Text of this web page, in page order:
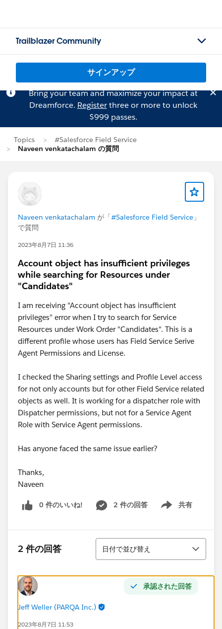
Trailblazer Community
サインアップ
Bring your team and maximize your impact at
Dreamforce. Registerthree or more to unlock
$999 passes.
Topics
#Salesforce Field Service
Naveen venkatachalam の質問
Naveen venkatachalam が「#Salesforce Field Service 」
で質問
2023年8月7日 11:36
Account object has insufficient privileges
while searching for Resources under
"Candidates"
I am receiving "Account object has insufficient
privileges" error when I try to search for Service
Resources under Work Order "Candidates". This is a
different profile whose users has Field Service Serive
Agent Permissions and License.
I checked the Sharing settings and Profile Level access
for not only accounts but for other Field Service related
objects as well. It is working for a dispatcher role with
Dispatcher permissions, but not for a Service Agent
Role with Service Agent permissions.
Has anyone faced the same issue earlier?
Thanks,
Naveen
0 件のいいね! 2 件の回答 共有
Show menu
2 件の回答
並び替え
日付で並び替え
承認された回答
Jeff Weller (PARQA Inc.)
2023年8月7日 11:53